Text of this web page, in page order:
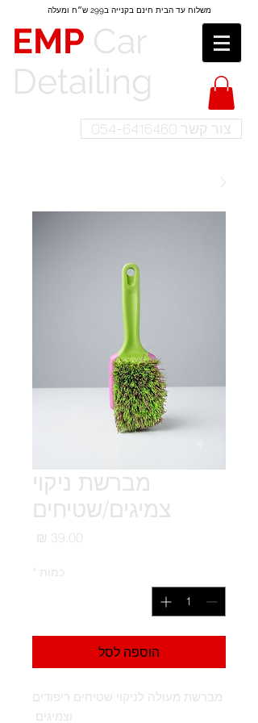
משלוח עד הבית חינם בקנייה ב299 ש״ח​​ ומעלה
EMP Car
Detailing​
צור קשר 054-6416460
מברשת ניקוי
צמיגים/שטיחים
כמות
הוספה לסל
מברשת מעולה לניקוי שטיחים ריפודים
וצמיגים